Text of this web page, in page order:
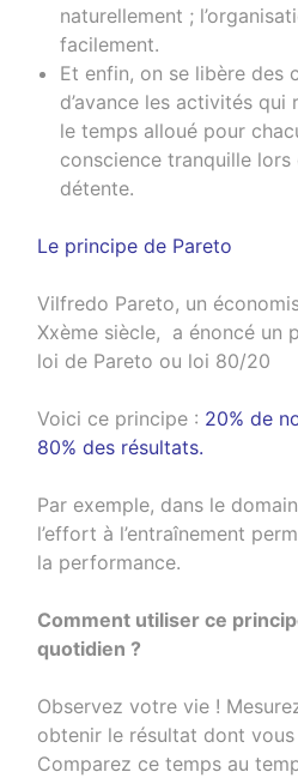
naturellement ;
facilement.
Et enfin, on se libère des
d’avance les activités
le temps alloué pour
conscience tranquille lors
détente.
Le principe de Pareto
Vilfredo Pareto, un
Xxème siècle, a énoncé un
loi de Pareto ou loi 80/20
Voici ce principe : 20% de
80% des résultats.
Par exemple, dans le
l’effort à l’entraînement
la performance.
Comment utiliser ce
quotidien ?
Observez votre vie !
obtenir le résultat dont
Comparez ce temps au